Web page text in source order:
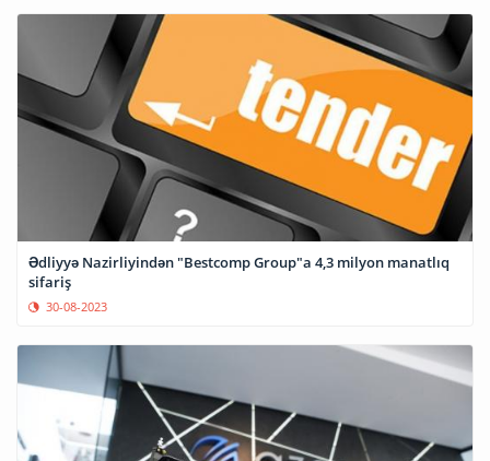
Ədliyyə Nazirliyindən "Bestcomp Group"a 4,3 milyon manatlıq
sifariş
30-08-2023